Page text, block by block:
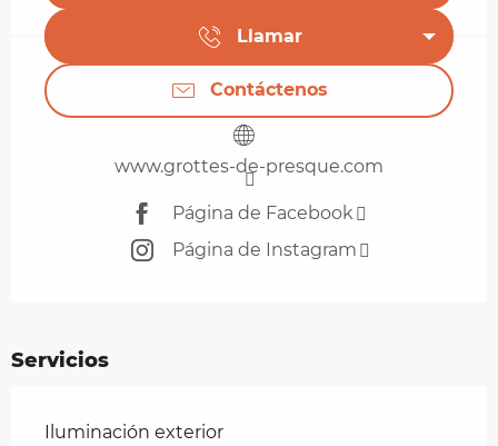
Llamar
Contáctenos
www.grottes-de-presque.com
Página de Facebook
Página de Instagram
Servicios
Iluminación exterior